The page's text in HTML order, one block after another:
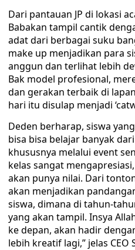
Dari pantauan JP di lokasi
Babakan tampil cantik
adat dari berbagai suku
make up menjadikan para
anggun dan terlihat lebih
Bak model profesional,
dan gerakan terbaik di
hari itu disulap menjadi
Deden berharap, siswa
bisa bisa belajar banyak
khususnya melalui event
kelas sangat
akan punya nilai. Dari
akan menjadikan
siswa, dimana di tahun-
yang akan tampil. Insya
ke depan, akan hadir
lebih kreatif lagi,” jelas